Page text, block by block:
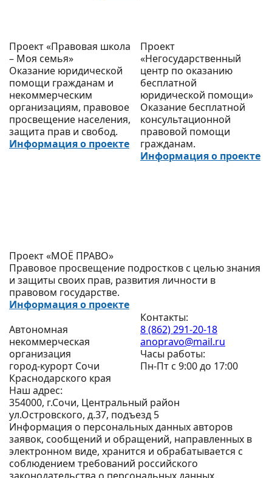
Проект «Правовая школа
– Моя семья»
Оказание юридической
помощи гражданам и
некоммерческим
организациям, правовое
просвещение населения,
защита прав и свобод.
Информация о проекте
Проект
«Негосударственный
центр по оказанию
бесплатной
юридической помощи»
Оказание бесплатной
консультационной
правовой помощи
гражданам.
Информация о проекте
Проект «МОЁ ПРАВО»
Правовое просвещение подростков с целью знания
и защиты своих прав, развития личности в
правовом государстве.
Информация о проекте
Автономная
некоммерческая
организация
город-курорт Сочи
Краснодарского края
Контакты:
8 (862) 291-20-18
anopravo@mail.ru
Часы работы:
Пн-Пт с 9:00 до 17:00
Наш адрес:
354000, г.Сочи, Центральный район
ул.Островского, д.37, подъезд 5
Информация о персональных данных авторов
заявок, сообщений и обращений, направленных в
электронном виде, хранится и обрабатывается с
соблюдением требований российского